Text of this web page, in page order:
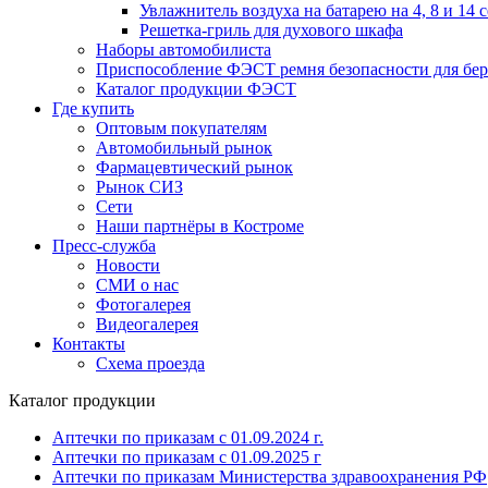
Увлажнитель воздуха на батарею на 4, 8 и 14
Решетка-гриль для духового шкафа
Наборы автомобилиста
Приспособление ФЭСТ ремня безопасности для
Каталог продукции ФЭСТ
Где купить
Оптовым покупателям
Автомобильный рынок
Фармацевтический рынок
Рынок СИЗ
Сети
Наши партнёры в Костроме
Пресс-служба
Новости
СМИ о нас
Фотогалерея
Видеогалерея
Контакты
Схема проезда
Каталог продукции
Аптечки по приказам с 01.09.2024 г.
Аптечки по приказам с 01.09.2025 г
Аптечки по приказам Министерства здравоохранения РФ